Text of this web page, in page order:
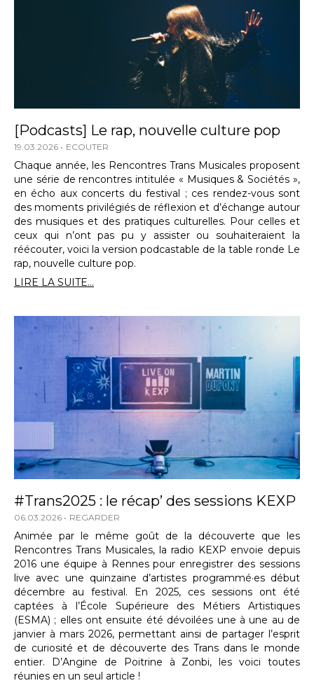
[Podcasts] Le rap, nouvelle culture pop
19.03.2026 ECOUTER
Chaque année, les Rencontres Trans Musicales proposent
une série de rencontres intitulée « Musiques & Sociétés »,
en écho aux concerts du festival ; ces rendez-vous sont
des moments privilégiés de réflexion et d’échange autour
des musiques et des pratiques culturelles. Pour celles et
ceux qui n’ont pas pu y assister ou souhaiteraient la
réécouter, voici la version podcastable de la table ronde Le
rap, nouvelle culture pop.
LIRE LA SUITE...
#Trans2025 : le récap’ des sessions KEXP
06.03.2026 REGARDER
Animée par le même goût de la découverte que les
Rencontres Trans Musicales, la radio KEXP envoie depuis
2016 une équipe à Rennes pour enregistrer des sessions
live avec une quinzaine d’artistes programmé·es début
décembre au festival. En 2025, ces sessions ont été
captées à l’École Supérieure des Métiers Artistiques
(ESMA) ; elles ont ensuite été dévoilées une à une au de
janvier à mars 2026, permettant ainsi de partager l’esprit
de curiosité et de découverte des Trans dans le monde
entier. D’Angine de Poitrine à Zonbi, les voici toutes
réunies en un seul article !